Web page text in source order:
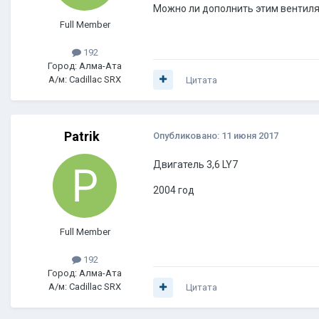
Full Member
192
Город: Алма-Ата
А/м: Cadillac SRX
Можно ли дополнить этим
Цитата
Patrik
Full Member
192
Город: Алма-Ата
А/м: Cadillac SRX
Опубликовано: 11 июня 2017
Двигатель 3,6 LY7
2004 год
Цитата